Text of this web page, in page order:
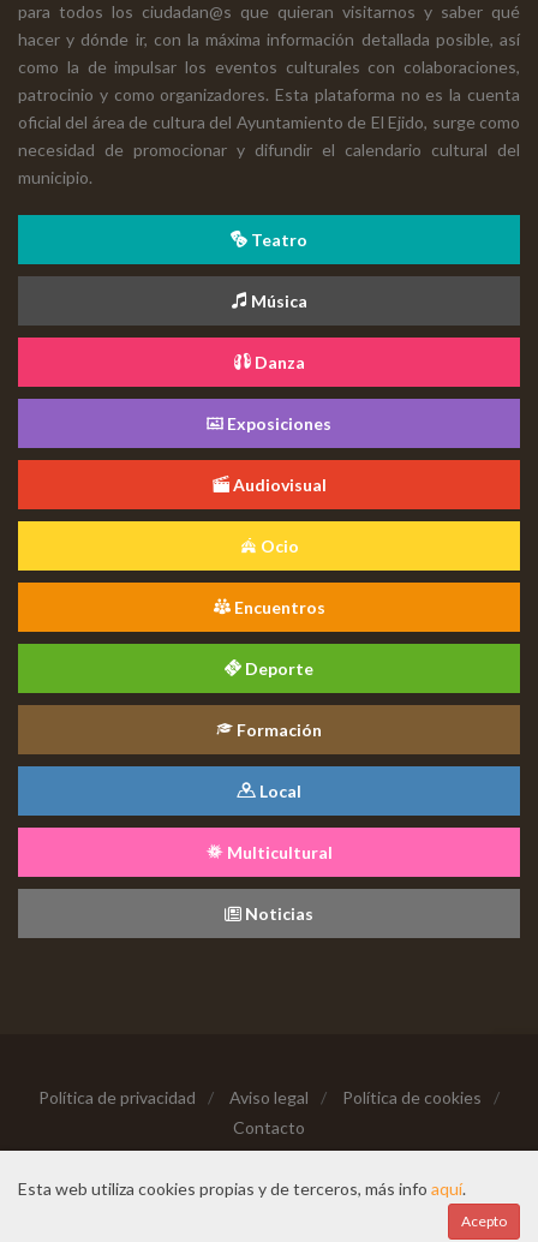
para todos los ciudadan@s que quieran visitarnos y saber qué
hacer y dónde ir, con la máxima información detallada posible, así
como la de impulsar los eventos culturales con colaboraciones,
patrocinio y como organizadores. Esta plataforma no es la cuenta
oficial del área de cultura del Ayuntamiento de El Ejido, surge como
necesidad de promocionar y difundir el calendario cultural del
municipio.
Teatro
Música
Danza
Exposiciones
Audiovisual
Ocio
Encuentros
Deporte
Formación
Local
Multicultural
Noticias
Política de privacidad / Aviso legal / Política de cookies
/
Contacto
Hecho con cariño desde
Esta web utiliza cookies propias y de terceros, más info aquí.
Acepto